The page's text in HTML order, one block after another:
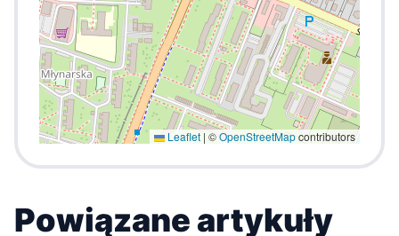
Leaflet | ©OpenStreetMapcontributors
Powiązane artykuły